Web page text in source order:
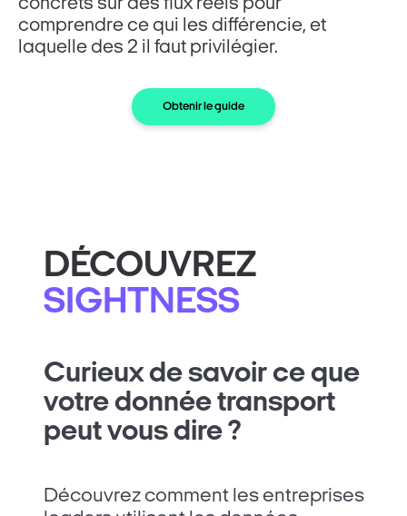
concrets sur des flux réels pour
comprendre ce qui les différencie, et
laquelle des 2 il faut privilégier.
Obtenir le guide
DÉCOUVREZ
SIGHTNESS
Curieux de savoir ce que
votre donnée transport
peut vous dire ?
Découvrez comment les entreprises